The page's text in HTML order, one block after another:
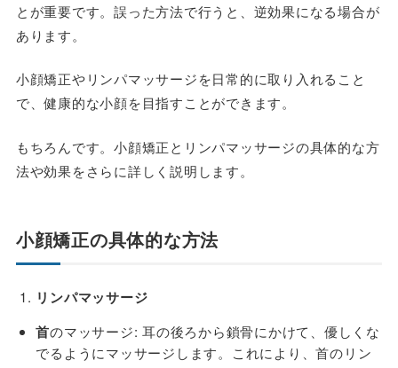
とが重要です。誤った方法で行うと、逆効果になる場合が
あります。
小顔矯正やリンパマッサージを日常的に取り入れること
で、健康的な小顔を目指すことができます。
もちろんです。小顔矯正とリンパマッサージの具体的な方
法や効果をさらに詳しく説明します。
小顔矯正の具体的な方法
リンパマッサージ
首のマッサージ: 耳の後ろから鎖骨にかけて、優しくな
でるようにマッサージします。これにより、首のリン